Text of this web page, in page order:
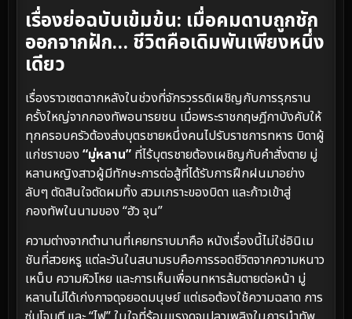
เรื่องย่อฉบับเข้มข้น: เมื่อคมดาบถูกชัก
ออกจากฝัก… ชีวิตคือเดิมพันเพียงหนึ่ง
เดียว
เรื่องราวเซตฉากหลังในช่วงที่จักรวรรดิเผชิญกับการรุกราน
ครั้งใหญ่จากกองทัพอนารยชน เมื่อพระราชกฤษฎีกาบังคับให้
ทุกครอบครัวต้องส่งบุตรชายหนึ่งคนไปรับราชการทหาร บิดาผู้
แก่ชราของ “มู่หลาน” ที่ไร้บุตรชายต้องเผชิญกับคำสั่งตาย มู่
หลานหญิงสาวผู้มีทักษะการต่อสู้ที่ได้รับการฝึกฝนมาอย่าง
ลับๆ ตัดสินใจตัดผมทิ้ง สวมเกราะของบิดา และก้าวเข้าสู่
กองทัพในนามของ “ฮัว จุน”
ความต่างจากตำนานที่เคยทราบมาคือ หนังเรื่องนี้ไม่ใช่อินิเม
ชันที่สวยหรู แต่ละวันในสนามรบคือการรอดชีวิตจากความหนาว
เหน็บ ความหิวโหย และการเห็นเพื่อนทหารล้มตายต่อหน้า มู่
หลานไม่ได้เก่งกาจดุจยอดมนุษย์ แต่เธอต้องใช้ความฉลาด การ